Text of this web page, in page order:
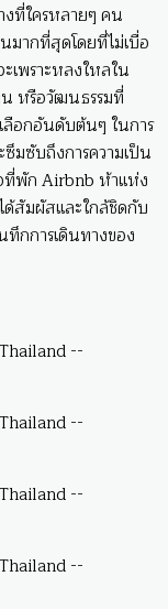
ที่ใครหลายๆ คน
มากที่สุดโดยที่ไม่เบื่อ
ะเพราะหลงใหลใน
หรือวัฒนธรรมที่
ลือกอันดับต้นๆ ในการ
มซับถึงการความเป็น
พัก Airbnb ห้าแห่ง
สัมผัสและใกล้ชิดกับ
กการเดินทางของ